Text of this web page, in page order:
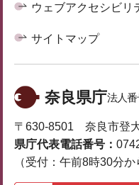
ウェブアクセシビリ
サイトマップ
奈良県庁法人番
〒630-8501 奈良市登
県庁代表電話番号：
（受付：午前8時30分か